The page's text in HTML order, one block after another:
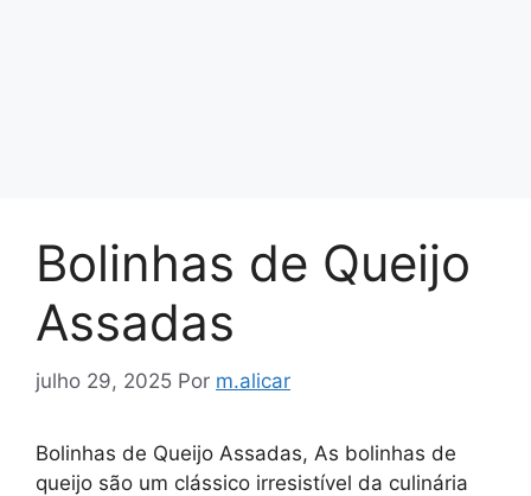
Bolinhas de Queijo
Assadas
julho 29, 2025 Por m.alicar
Bolinhas de Queijo Assadas, As bolinhas de
queijo são um clássico irresistível da culinária